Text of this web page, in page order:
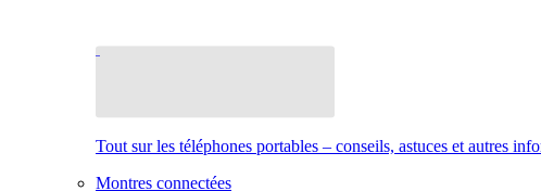
Tout sur les téléphones portables – conseils, astuces et autres
Montres connectées